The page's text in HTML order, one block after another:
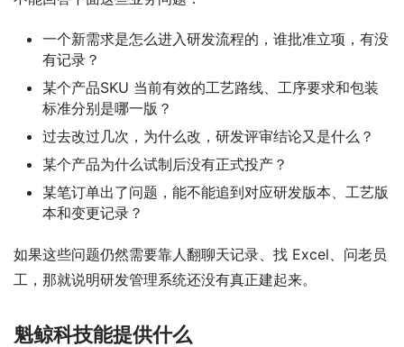
一个新需求是怎么进入研发流程的，谁批准立项，有没
有记录？
某个产品SKU 当前有效的工艺路线、工序要求和包装
标准分别是哪一版？
过去改过几次，为什么改，研发评审结论又是什么？
某个产品为什么试制后没有正式投产？
某笔订单出了问题，能不能追到对应研发版本、工艺版
本和变更记录？
如果这些问题仍然需要靠人翻聊天记录、找 Excel、问老员
工，那就说明研发管理系统还没有真正建起来。
魁鲸科技能提供什么